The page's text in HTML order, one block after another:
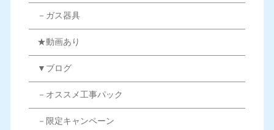
－ガス器具
★動画あり
▼ブログ
－オススメ工事パック
－限定キャンペーン